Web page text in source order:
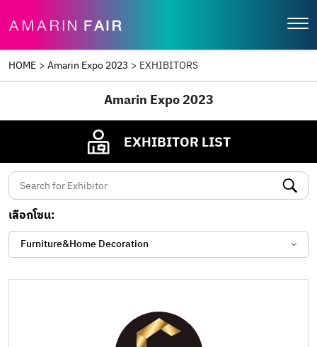
HOME > Amarin Expo 2023 > EXHIBITORS
Amarin Expo 2023
EXHIBITOR LIST
เลือกโซน:
Furniture&Home Decoration